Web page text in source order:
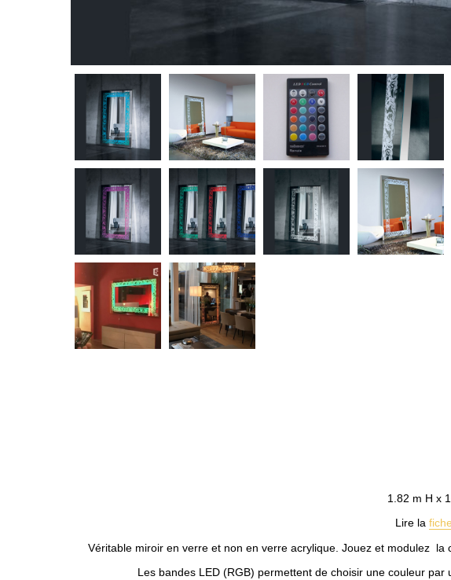
1.82 m H x
Lire la
Véritable miroir en verre et non en verre acrylique. Jouez et modulez
Les bandes LED (RGB) permettent de choisir une couleur